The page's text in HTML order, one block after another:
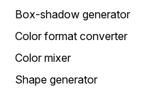
Box-shadow generator
Color format converter
Color mixer
Shape generator